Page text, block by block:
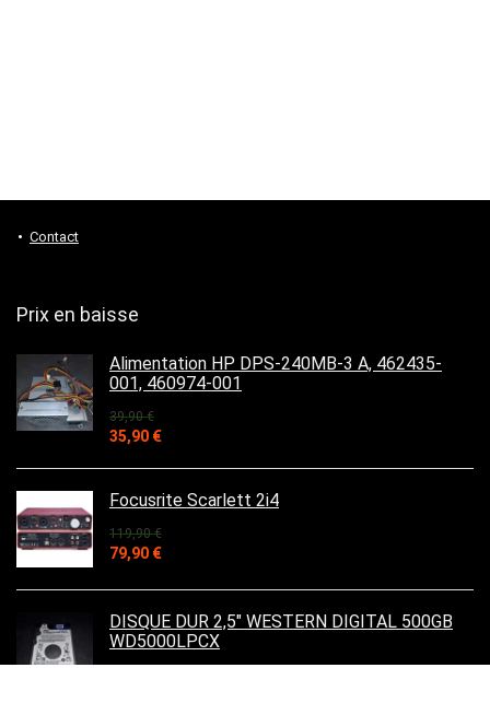
Contact
Prix en baisse
Alimentation HP DPS-240MB-3 A, 462435-
001, 460974-001
39,90€
Le
initial
était :
39,90 €.
35,90 €Le
actuel
est :
35,90 €.
Focusrite Scarlett 2i4
119,90€
Le
initial
était :
119,90 €.
79,90 €Le
actuel
est :
79,90 €.
DISQUE DUR 2,5" WESTERN DIGITAL 500GB
WD5000LPCX